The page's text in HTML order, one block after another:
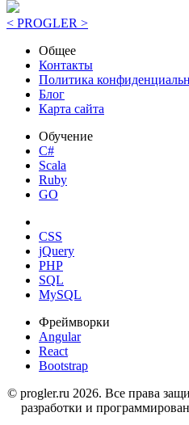
< PROGLER >
Общее
Контакты
Политика
Блог
Карта сайта
Обучение
C#
Scala
Ruby
GO
CSS
jQuery
PHP
SQL
MySQL
Фреймворки
Angular
React
Bootstrap
© progler.ru 2026. Все права
разработки и